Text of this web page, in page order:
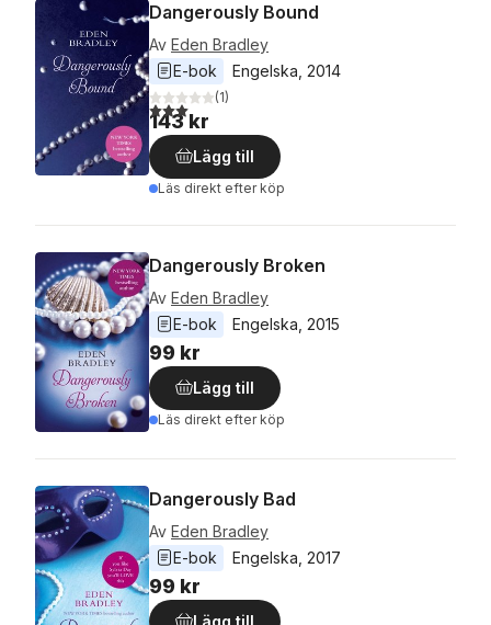
Dangerously Bound
Av Eden Bradley
E-bok
Engelska, 2014
3,0utav 5 stjärnor. Totalt antal röster:
(1)
143 kr
Lägg till
Läs direkt efter köp
Dangerously Broken
Av Eden Bradley
E-bok
Engelska, 2015
99 kr
Lägg till
Läs direkt efter köp
Dangerously Bad
Av Eden Bradley
E-bok
Engelska 2017
99 kr